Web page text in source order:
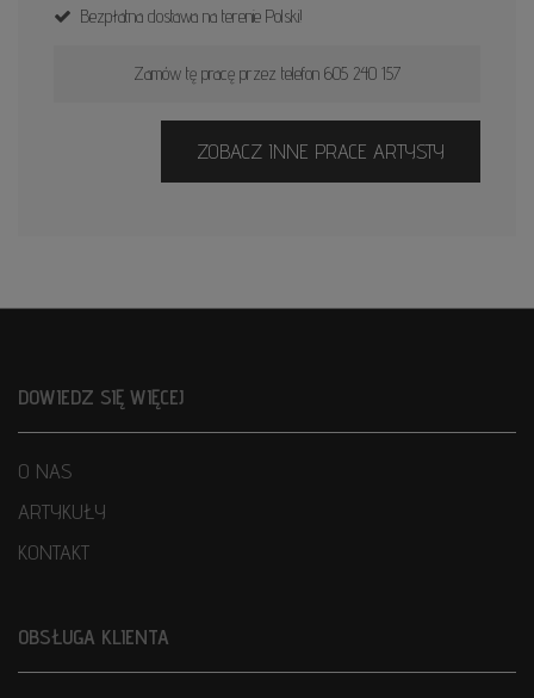
Bezpłatna dostawa na terenie Polski!
Zamów tę pracę przez telefon 605 240 157
ZOBACZ INNE PRACE ARTYSTY
DOWIEDZ SIĘ WIĘCEJ
O NAS
ARTYKUŁY
KONTAKT
OBSŁUGA KLIENTA